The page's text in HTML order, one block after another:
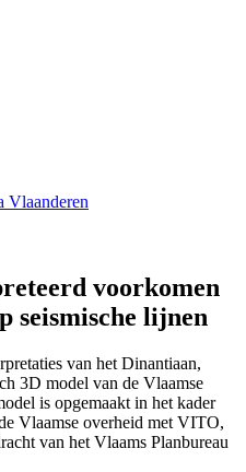
Vlaanderen
voorkomen
seismische lijnen
van het Dinantiaan,
3D model van de Vlaamse
is opgemaakt in het kader
Vlaamse overheid met VITO,
van het Vlaams Planbureau